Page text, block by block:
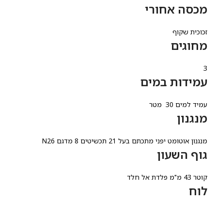
מכסה אחורי
זכוכית שקוף
מחוגים
3
עמידות במים
עמיד למים 30 מטר
מנגנון
מנגנון אוטומט יפני מתכתם בעל 21 תכשיטים 8 מדגם N26
גוף השעון
קוטר 43 מ"מ פלדת אל חלד
לוח